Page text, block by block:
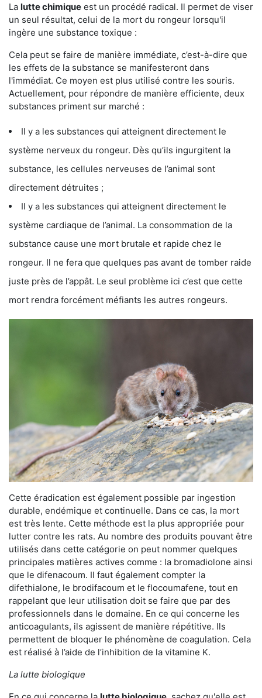
La lutte chimique est un procédé radical. Il permet de viser
un seul résultat, celui de la mort du rongeur lorsqu'il
ingère une substance toxique :
Cela peut se faire de manière immédiate, c’est-à-dire que
les effets de la substance se manifesteront dans
l'immédiat. Ce moyen est plus utilisé contre les souris.
Actuellement, pour répondre de manière efficiente, deux
substances priment sur marché :
Il y a les substances qui atteignent directement le
système nerveux du rongeur. Dès qu’ils ingurgitent la
substance, les cellules nerveuses de l’animal sont
directement détruites ;
Il y a les substances qui atteignent directement le
système cardiaque de l’animal. La consommation de la
substance cause une mort brutale et rapide chez le
rongeur. Il ne fera que quelques pas avant de tomber raide
juste près de l’appât. Le seul problème ici c’est que cette
mort rendra forcément méfiants les autres rongeurs.
Cette éradication est également possible par ingestion
durable, endémique et continuelle. Dans ce cas, la mort
est très lente. Cette méthode est la plus appropriée pour
lutter contre les rats. Au nombre des produits pouvant être
utilisés dans cette catégorie on peut nommer quelques
principales matières actives comme : la bromadiolone ainsi
que le difenacoum. Il faut également compter la
difethialone, le brodifacoum et le flocoumafene, tout en
rappelant que leur utilisation doit se faire que par des
professionnels dans le domaine. En ce qui concerne les
anticoagulants, ils agissent de manière répétitive. Ils
permettent de bloquer le phénomène de coagulation. Cela
est réalisé à l’aide de l’inhibition de la vitamine K.
La lutte biologique